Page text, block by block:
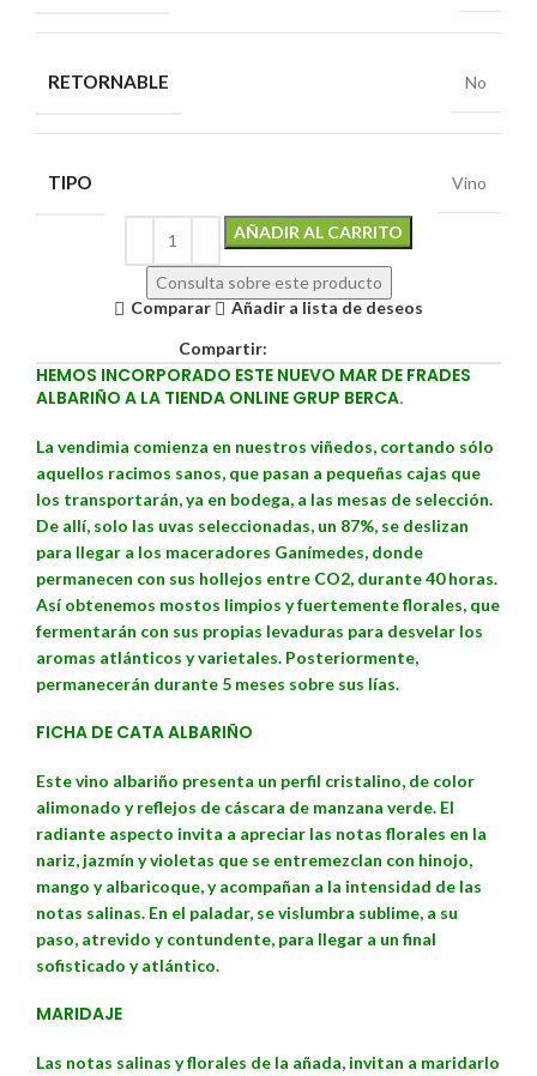
RETORNABLE No
TIPO Vino
AÑADIR AL CARRITO
Consulta sobre este producto
Comparar
Añadir a lista de deseos
Compartir:
HEMOS INCORPORADO ESTE NUEVO MAR DE FRADES
ALBARIÑO A LA TIENDA ONLINE GRUP BERCA.
La vendimia comienza en nuestros viñedos, cortando sólo
aquellos racimos sanos, que pasan a pequeñas cajas que
los transportarán, ya en bodega, a las mesas de selección.
De allí, solo las uvas seleccionadas, un 87%, se deslizan
para llegar a los maceradores Ganímedes, donde
permanecen con sus hollejos entre CO2, durante 40 horas.
Así obtenemos mostos limpios y fuertemente florales, que
fermentarán con sus propias levaduras para desvelar los
aromas atlánticos y varietales. Posteriormente,
permanecerán durante 5 meses sobre sus lías.
FICHA DE CATA ALBARIÑO
Este vino albariño presenta un perfil cristalino, de color
alimonado y reflejos de cáscara de manzana verde. El
radiante aspecto invita a apreciar las notas florales en la
nariz, jazmín y violetas que se entremezclan con hinojo,
mango y albaricoque, y acompañan a la intensidad de las
notas salinas. En el paladar, se vislumbra sublime, a su
paso, atrevido y contundente, para llegar a un final
sofisticado y atlántico.
MARIDAJE
Las notas salinas y florales de la añada, invitan a maridarlo